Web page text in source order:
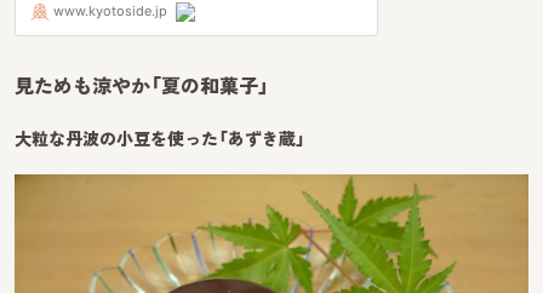
見ためも涼やか「夏の和菓子」
大粒な丹波の小豆を使った「あずき蔵」